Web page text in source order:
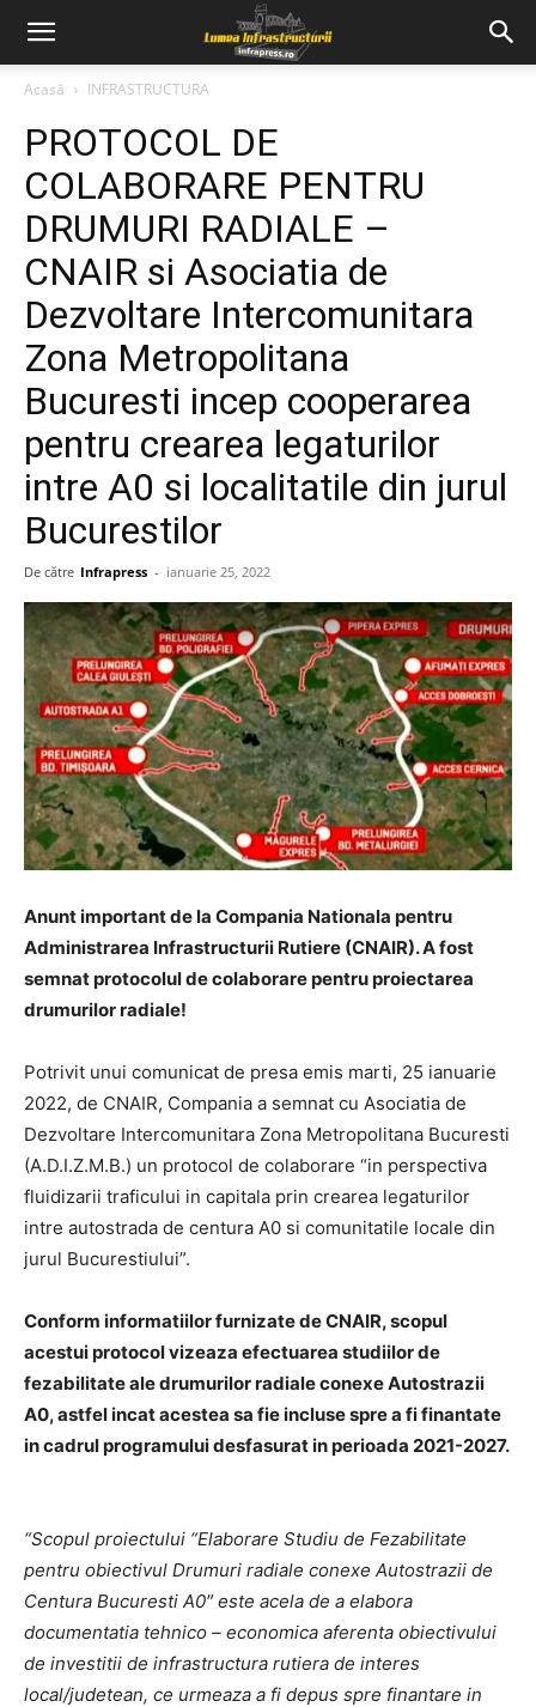
Acasă INFRASTRUCTURA
PROTOCOL DE
COLABORARE PENTRU
DRUMURI RADIALE –
CNAIR si Asociatia de
Dezvoltare Intercomunitara
Zona Metropolitana
Bucuresti incep cooperarea
pentru crearea legaturilor
intre A0 si localitatile din jurul
Bucurestilor
De către Infrapress - ianuarie 25, 2022
Anunt important de la Compania Nationala pentru
Administrarea Infrastructurii Rutiere (CNAIR). A fost
semnat protocolul de colaborare pentru proiectarea
drumurilor radiale!
Potrivit unui comunicat de presa emis marti, 25 ianuarie
2022, de CNAIR, Compania a semnat cu Asociatia de
Dezvoltare Intercomunitara Zona Metropolitana Bucuresti
(A.D.I.Z.M.B.) un protocol de colaborare “in perspectiva
fluidizarii traficului in capitala prin crearea legaturilor
intre autostrada de centura A0 si comunitatile locale din
jurul Bucurestiului”.
Conform informatiilor furnizate de CNAIR, scopul
acestui protocol vizeaza efectuarea studiilor de
fezabilitate ale drumurilor radiale conexe Autostrazii
A0, astfel incat acestea sa fie incluse spre a fi finantate
in cadrul programului desfasurat in perioada 2021-2027.
“Scopul proiectului “Elaborare Studiu de Fezabilitate
pentru obiectivul Drumuri radiale conexe Autostrazii de
Centura Bucuresti A0″ este acela de a elabora
documentatia tehnico – economica aferenta obiectivului
de investitii de infrastructura rutiera de interes
local/judetean, ce urmeaza a fi depus spre finantare in